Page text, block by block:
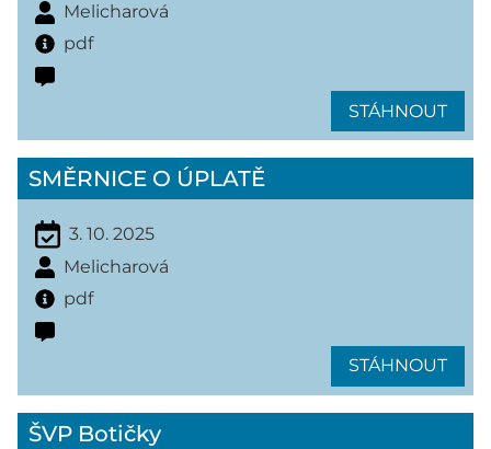
Melicharová
pdf
STÁHNOUT
SMĚRNICE O ÚPLATĚ
3. 10. 2025
Melicharová
pdf
STÁHNOUT
ŠVP Botičky